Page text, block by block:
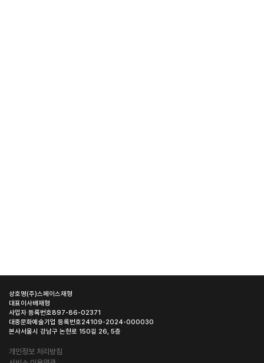
상호명(주)스페이스재형
대표이사배재형
사업자 등록번호897-86-02371
대중문화예술기업 등록번호24109-2024-000030
본사서울시 강남구 논현로 150길 26, 5층
개인정보 처리방침